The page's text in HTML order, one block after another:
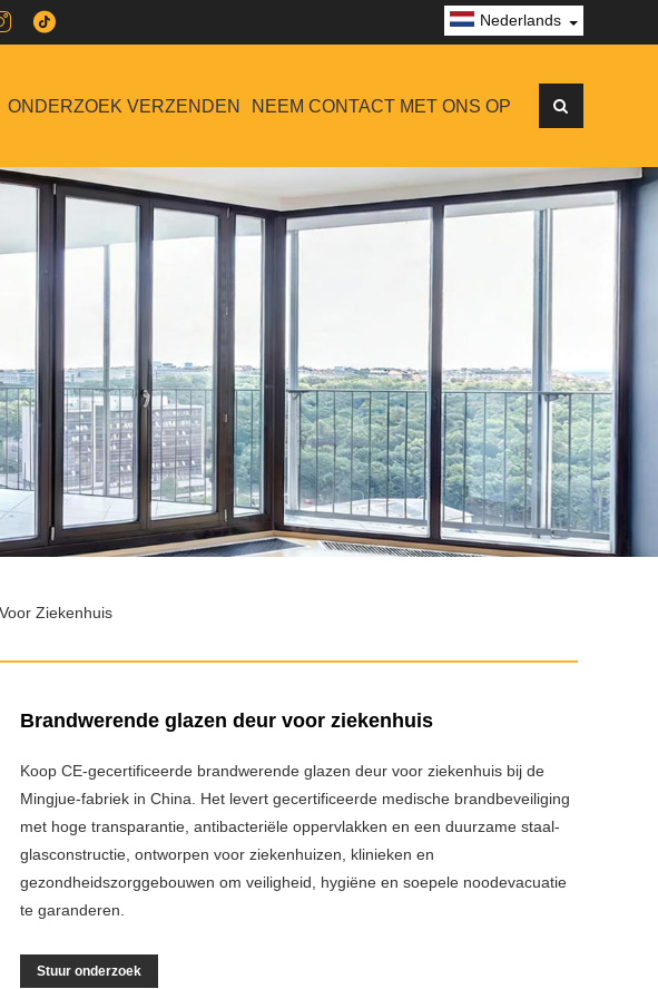
Nederlands
ONDERZOEK VERZENDEN NEEM CONTACT MET ONS OP
Ziekenhuis
Brandwerende glazen deur voor ziekenhuis
Koop CE-gecertificeerde brandwerende glazen deur voor ziekenhuis bij de
Mingjue-fabriek in China. Het levert gecertificeerde medische brandbeveiliging
met hoge transparantie, antibacteriële oppervlakken en een duurzame staal-
glasconstructie, ontworpen voor ziekenhuizen, klinieken en
gezondheidszorggebouwen om veiligheid, hygiëne en soepele noodevacuatie
te garanderen.
Stuur onderzoek